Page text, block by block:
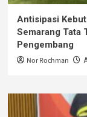
Antisipasi
Semarang Tata
Pengembang
Nor Rochman